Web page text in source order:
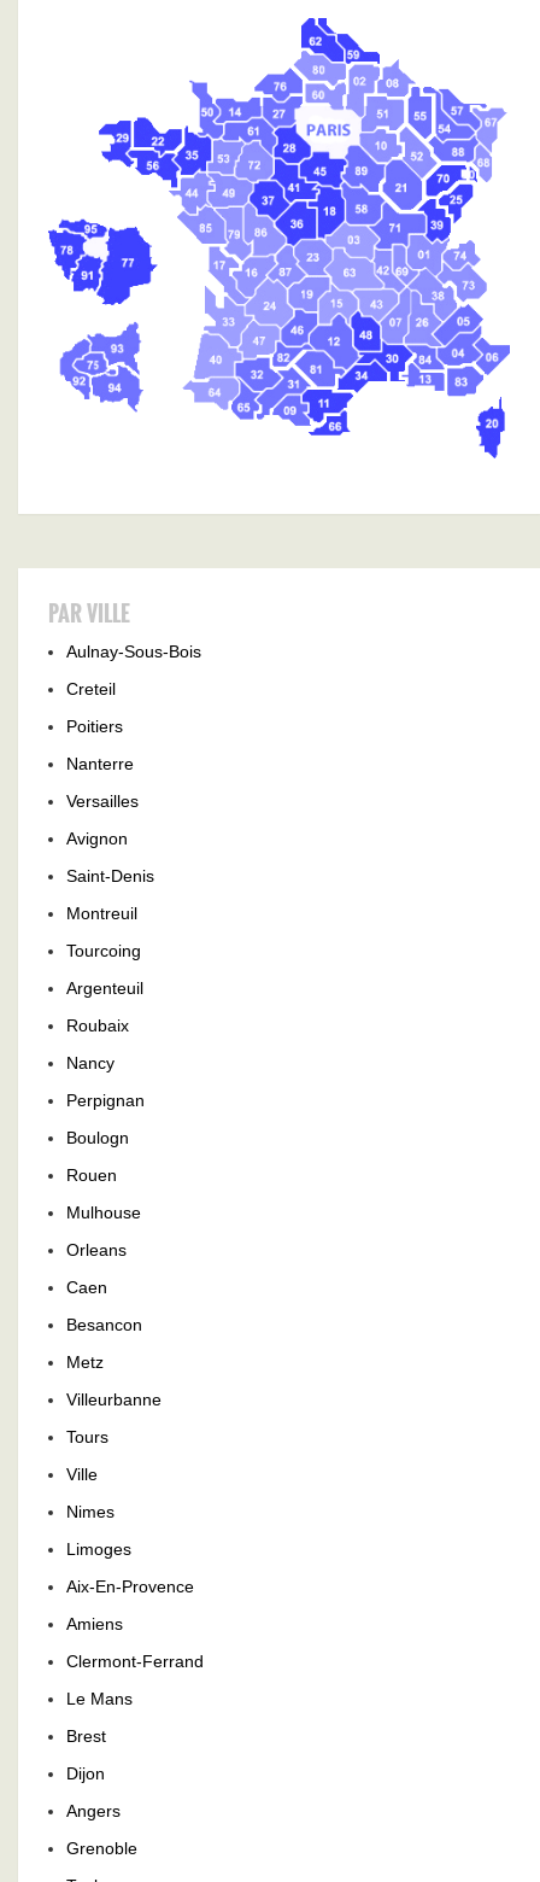
PAR VILLE
Aulnay-Sous-Bois
Creteil
Poitiers
Nanterre
Versailles
Avignon
Saint-Denis
Montreuil
Tourcoing
Argenteuil
Roubaix
Nancy
Perpignan
Boulogn
Rouen
Mulhouse
Orleans
Caen
Besancon
Metz
Villeurbanne
Tours
Ville
Nimes
Limoges
Aix-En-Provence
Amiens
Clermont-Ferrand
Le Mans
Brest
Dijon
Angers
Grenoble